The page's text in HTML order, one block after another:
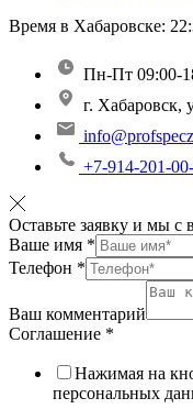
Время в Хабаровске:
Пн-Пт 09:00-
г.
+7-914-201-
Оставьте заявку и мы с
Ваше имя *
Телефон *
Ваш комментарий
Соглашение *
Нажимая на
персональных